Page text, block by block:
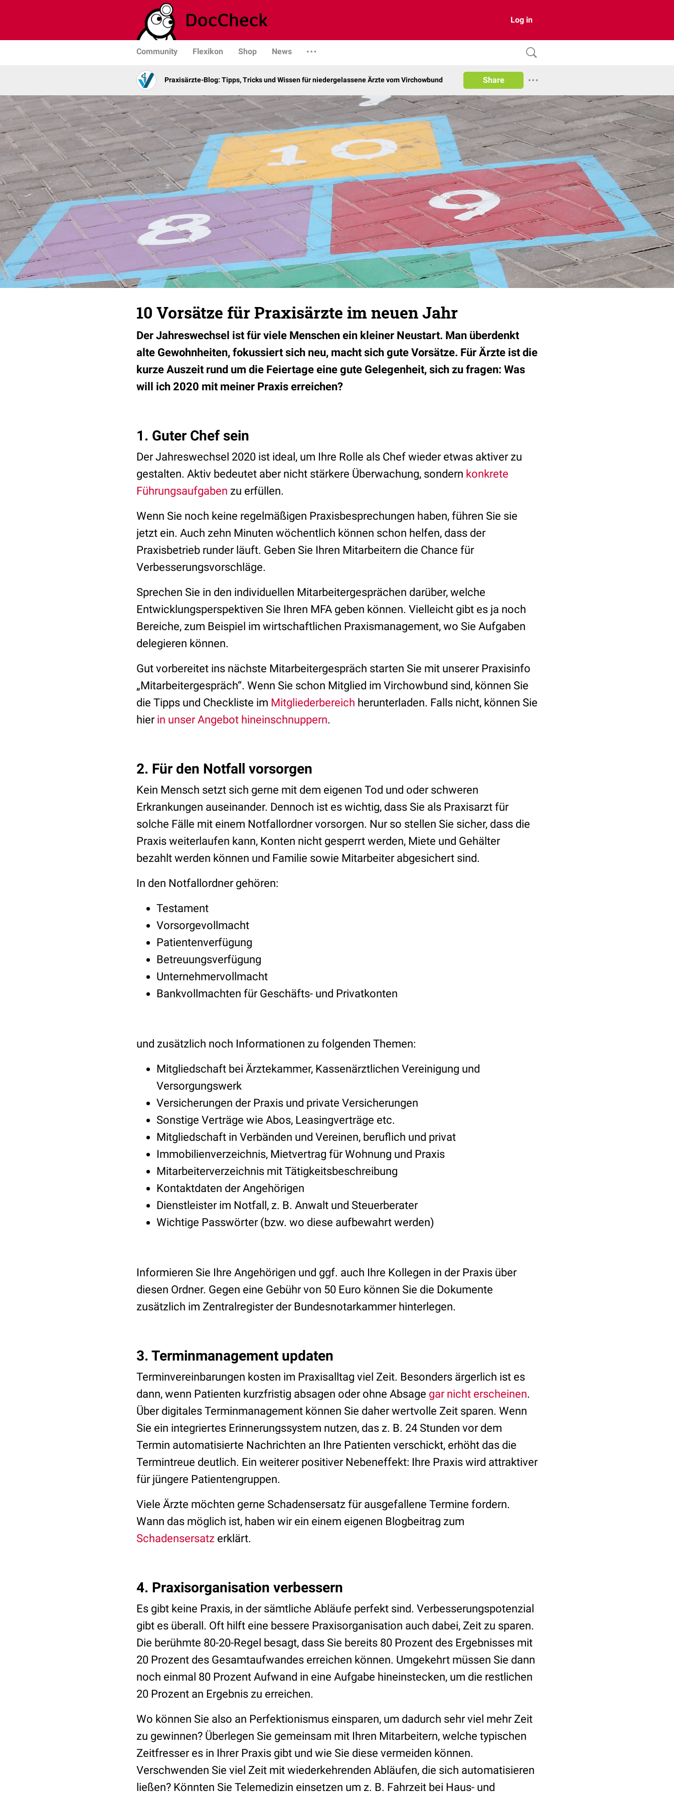
Log in
Community Flexikon Shop News
Praxisärzte-Blog: Tipps, Tricks und Wissen für niedergelassene Ärzte vom Virchowbund Share
10 Vorsätze für Praxisärzte im neuen Jahr
Der Jahreswechsel ist für viele Menschen ein kleiner Neustart. Man überdenkt
alte Gewohnheiten, fokussiert sich neu, macht sich gute Vorsätze. Für Ärzte ist die
kurze Auszeit rund um die Feiertage eine gute Gelegenheit, sich zu fragen: Was
will ich 2020 mit meiner Praxis erreichen?
1. Guter Chef sein
Der Jahreswechsel 2020 ist ideal, um Ihre Rolle als Chef wieder etwas aktiver zu
gestalten. Aktiv bedeutet aber nicht stärkere Überwachung, sondern konkrete
Führungsaufgaben zu erfüllen.
Wenn Sie noch keine regelmäßigen Praxisbesprechungen haben, führen Sie sie
jetzt ein. Auch zehn Minuten wöchentlich können schon helfen, dass der
Praxisbetrieb runder läuft. Geben Sie Ihren Mitarbeitern die Chance für
Verbesserungsvorschläge.
Sprechen Sie in den individuellen Mitarbeitergesprächen darüber, welche
Entwicklungsperspektiven Sie Ihren MFA geben können. Vielleicht gibt es ja noch
Bereiche, zum Beispiel im wirtschaftlichen Praxismanagement, wo Sie Aufgaben
delegieren können.
Gut vorbereitet ins nächste Mitarbeitergespräch starten Sie mit unserer Praxisinfo
„Mitarbeitergespräch“. Wenn Sie schon Mitglied im Virchowbund sind, können Sie
die Tipps und Checkliste im Mitgliederbereich herunterladen. Falls nicht, können Sie
hier in unser Angebot hineinschnuppern.
2. Für den Notfall vorsorgen
Kein Mensch setzt sich gerne mit dem eigenen Tod und oder schweren
Erkrankungen auseinander. Dennoch ist es wichtig, dass Sie als Praxisarzt für
solche Fälle mit einem Notfallordner vorsorgen. Nur so stellen Sie sicher, dass die
Praxis weiterlaufen kann, Konten nicht gesperrt werden, Miete und Gehälter
bezahlt werden können und Familie sowie Mitarbeiter abgesichert sind.
In den Notfallordner gehören:
Testament
Vorsorgevollmacht
Patientenverfügung
Betreuungsverfügung
Unternehmervollmacht
Bankvollmachten für Geschäfts- und Privatkonten
und zusätzlich noch Informationen zu folgenden Themen:
Mitgliedschaft bei Ärztekammer, Kassenärztlichen Vereinigung und
Versorgungswerk
Versicherungen der Praxis und private Versicherungen
Sonstige Verträge wie Abos, Leasingverträge etc.
Mitgliedschaft in Verbänden und Vereinen, beruflich und privat
Immobilienverzeichnis, Mietvertrag für Wohnung und Praxis
Mitarbeiterverzeichnis mit Tätigkeitsbeschreibung
Kontaktdaten der Angehörigen
Dienstleister im Notfall, z. B. Anwalt und Steuerberater
Wichtige Passwörter (bzw. wo diese aufbewahrt werden)
Informieren Sie Ihre Angehörigen und ggf. auch Ihre Kollegen in der Praxis über
diesen Ordner. Gegen eine Gebühr von 50 Euro können Sie die Dokumente
zusätzlich im Zentralregister der Bundesnotarkammer hinterlegen.
3. Terminmanagement updaten
Terminvereinbarungen kosten im Praxisalltag viel Zeit. Besonders ärgerlich ist es
dann, wenn Patienten kurzfristig absagen oder ohne Absage gar nicht erscheinen.
Über digitales Terminmanagement können Sie daher wertvolle Zeit sparen. Wenn
Sie ein integriertes Erinnerungssystem nutzen, das z. B. 24 Stunden vor dem
Termin automatisierte Nachrichten an Ihre Patienten verschickt, erhöht das die
Termintreue deutlich. Ein weiterer positiver Nebeneffekt: Ihre Praxis wird attraktiver
für jüngere Patientengruppen.
Viele Ärzte möchten gerne Schadensersatz für ausgefallene Termine fordern.
Wann das möglich ist, haben wir ein einem eigenen Blogbeitrag zum
Schadensersatz erklärt.
4. Praxisorganisation verbessern
Es gibt keine Praxis, in der sämtliche Abläufe perfekt sind. Verbesserungspotenzial
gibt es überall. Oft hilft eine bessere Praxisorganisation auch dabei, Zeit zu sparen.
Die berühmte 80-20-Regel besagt, dass Sie bereits 80 Prozent des Ergebnisses mit
20 Prozent des Gesamtaufwandes erreichen können. Umgekehrt müssen Sie dann
noch einmal 80 Prozent Aufwand in eine Aufgabe hineinstecken, um die restlichen
20 Prozent an Ergebnis zu erreichen.
Wo können Sie also an Perfektionismus einsparen, um dadurch sehr viel mehr Zeit
zu gewinnen? Überlegen Sie gemeinsam mit Ihren Mitarbeitern, welche typischen
Zeitfresser es in Ihrer Praxis gibt und wie Sie diese vermeiden können.
Verschwenden Sie viel Zeit mit wiederkehrenden Abläufen, die sich automatisieren
ließen? Könnten Sie Telemedizin einsetzen um z. B. Fahrzeit bei Haus- und